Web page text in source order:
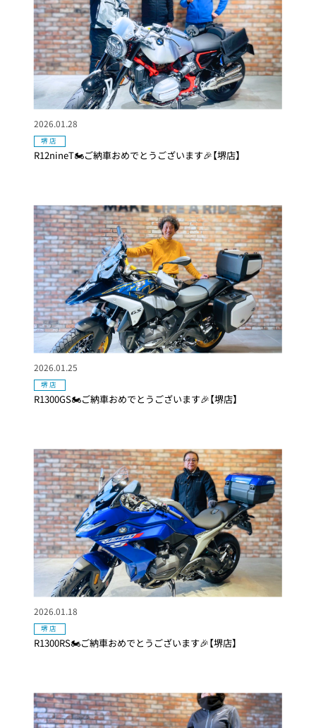
R12nineT🏍ご納車おめでとうございます🎉【堺店】
2026.01.28
堺店
R1300GS🏍ご納車おめでとうございます🎉【堺店】
2026.01.25
堺店
R1300RS🏍ご納車おめでとうございます🎉【堺店】
2026.01.18
堺店